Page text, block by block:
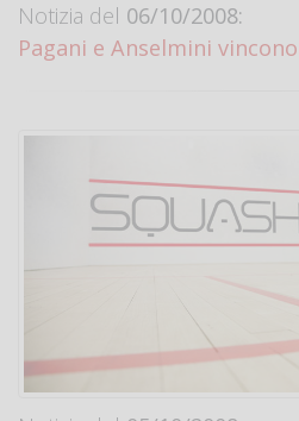
Notizia del 06/10/2008:
Pagani e Anselmini